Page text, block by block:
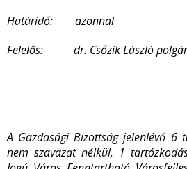
Határidő: azonnal
Felelős: dr. Csőzik László
A Gazdasági Bizottság jelenlévő 6
nem szavazat nélkül, 1